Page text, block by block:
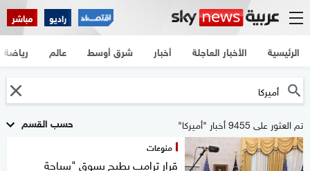
راديو مباشر
الرئيسية الأخبار العاجلة أخبار شرق أوسط عالم رياضة
حسب القسم تم العثور على 9455 أخبار "أميركا"
منوعات
قرار ترامب يطيح بسوق "سياحة